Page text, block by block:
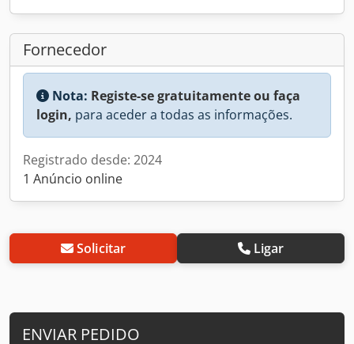
Fornecedor
Nota: Registe-se gratuitamente ou faça
login, para aceder a todas as informações.
Registrado desde: 2024
1 Anúncio online
Solicitar Ligar
ENVIAR PEDIDO